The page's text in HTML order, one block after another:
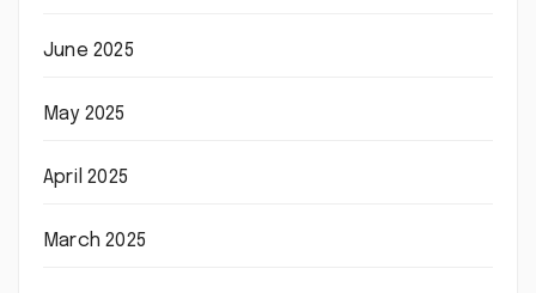
June 2025
May 2025
April 2025
March 2025